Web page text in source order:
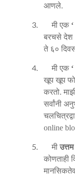
आणले.
3. मी एक
बरचसे देश
ते ६०
4. मी एक
खूप खूप
करतो.
सर्वांनी
online
5. मी उत्तम
कोणताही